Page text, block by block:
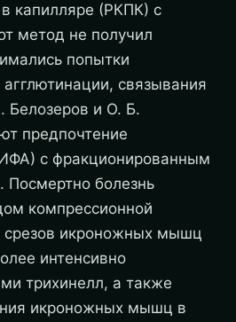
капилляре (РКПК) с
метод не получил
попытки
связывания
Белозеров и О. Б.
предпочтение
с фракционированным
Посмертно болезнь
компрессионной
срезов икроножных мышц
интенсивно
трихинелл, а также
икроножных мышц в